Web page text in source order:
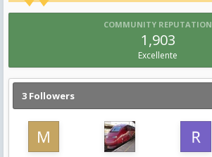
COMMUNITY REPUTATION
1,903
Excellente
3 Followers